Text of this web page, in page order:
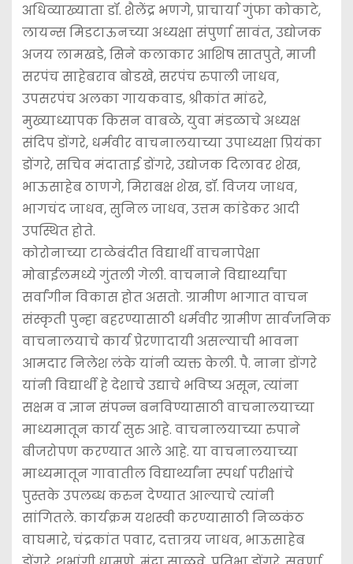
अधिव्याख्याता डॉ. शैलेंद्र भणगे, प्राचार्या गुंफा कोकाटे,
लायन्स मिडटाऊनच्या अध्यक्षा संपुर्णा सावंत, उद्योजक
अजय लामखडे, सिने कलाकार आशिष सातपुते, माजी
सरपंच साहेबराव बोडखे, सरपंच रुपाली जाधव,
उपसरपंच अलका गायकवाड, श्रीकांत मांढरे,
मुख्याध्यापक किसन वाबळे, युवा मंडळाचे अध्यक्ष
संदिप डोंगरे, धर्मवीर वाचनालयाच्या उपाध्यक्षा प्रियंका
डोंगरे, सचिव मंदाताई डोंगरे, उद्योजक दिलावर शेख,
भाऊसाहेब ठाणगे, मिराबक्ष शेख, डॉ. विजय जाधव,
भागचंद जाधव, सुनिल जाधव, उत्तम कांडेकर आदी
उपस्थित होते.
कोरोनाच्या टाळेबंदीत विद्यार्थी वाचनापेक्षा
मोबाईलमध्ये गुंतली गेली. वाचनाने विद्यार्थ्यांचा
सर्वांगीन विकास होत असतो. ग्रामीण भागात वाचन
संस्कृती पुन्हा बहरण्यासाठी धर्मवीर ग्रामीण सार्वजनिक
वाचनालयाचे कार्य प्रेरणादायी असल्याची भावना
आमदार निलेश लंके यांनी व्यक्त केली. पै. नाना डोंगरे
यांनी विद्यार्थी हे देशाचे उद्याचे भविष्य असून, त्यांना
सक्षम व ज्ञान संपन्न बनविण्यासाठी वाचनालयाच्या
माध्यमातून कार्य सुरु आहे. वाचनालयाच्या रुपाने
बीजरोपण करण्यात आले आहे. या वाचनालयाच्या
माध्यमातून गावातील विद्यार्थ्यांना स्पर्धा परीक्षांचे
पुस्तके उपलब्ध करुन देण्यात आल्याचे त्यांनी
सांगितले. कार्यक्रम यशस्वी करण्यासाठी निळकंठ
वाघमारे, चंद्रकांत पवार, दत्तात्रय जाधव, भाऊसाहेब